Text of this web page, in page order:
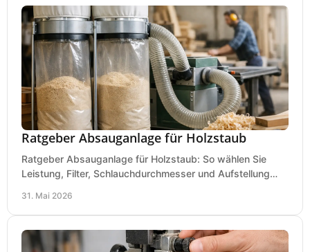
Ratgeber Absauganlage für Holzstaub
Ratgeber Absauganlage für Holzstaub: So wählen Sie
Leistung, Filter, Schlauchdurchmesser und Aufstellung
31. Mai 2026